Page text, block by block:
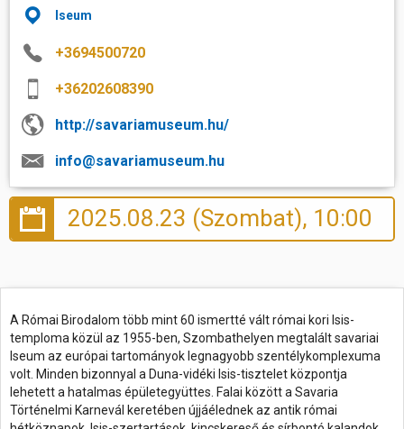
Iseum
+3694500720
+36202608390
http://savariamuseum.hu/
info@savariamuseum.hu
2025.08.23 (Szombat), 10:00
A Római Birodalom több mint 60 ismertté vált római kori Isis-
temploma közül az 1955-ben, Szombathelyen megtalált savariai
Iseum az európai tartományok legnagyobb szentélykomplexuma
volt. Minden bizonnyal a Duna-vidéki Isis-tisztelet központja
lehetett a hatalmas épületegyüttes. Falai között a Savaria
Történelmi Karnevál keretében újjáélednek az antik római